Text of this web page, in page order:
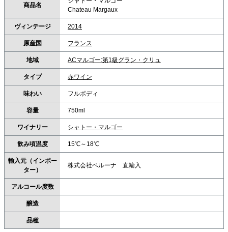
商品名
Chateau Margaux
ヴィンテージ 2014
原産国 フランス
地域 ACマルゴー:第1級グラン・クリュ
タイプ 赤ワイン
味わい フルボディ
容量 750ml
ワイナリー シャトー・マルゴー
飲み頃温度 15℃～18℃
輸入元（インポー
ター）
株式会社ベルーナ 直輸入
アルコール度数
醸造
品種